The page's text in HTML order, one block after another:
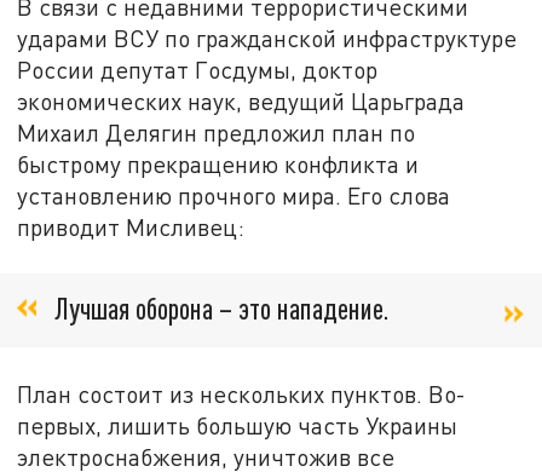
В связи с недавними террористическими
ударами ВСУ по гражданской инфраструктуре
России депутат Госдумы, доктор
экономических наук, ведущий Царьграда
Михаил Делягин предложил план по
быстрому прекращению конфликта и
установлению прочного мира. Его слова
приводит Мисливец:
Лучшая оборона – это нападение.
План состоит из нескольких пунктов. Во-
первых, лишить большую часть Украины
электроснабжения, уничтожив все